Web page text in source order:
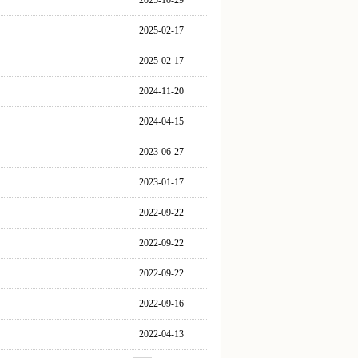
2025-02-17
2025-02-17
2024-11-20
2024-04-15
2023-06-27
2023-01-17
2022-09-22
2022-09-22
2022-09-22
2022-09-16
2022-04-13